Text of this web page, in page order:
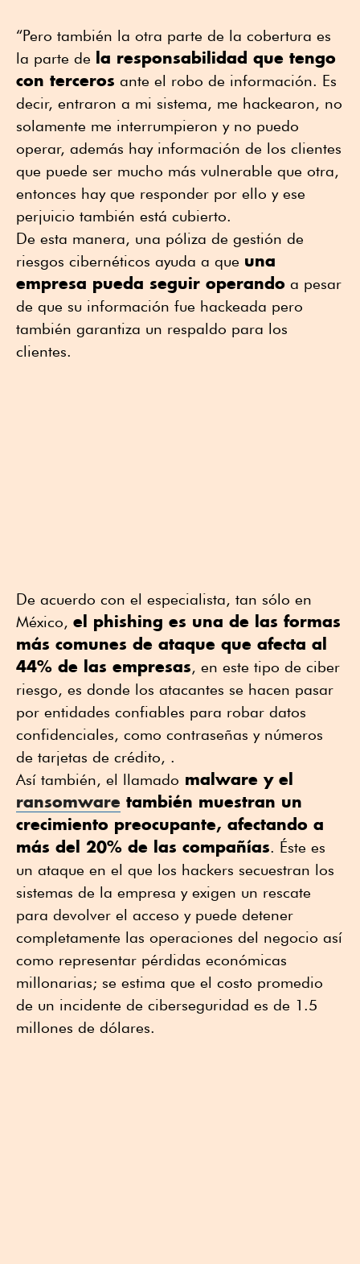
“Pero también la otra parte de la cobertura es
la parte de la responsabilidad que tengo
con terceros ante el robo de información. Es
decir, entraron a mi sistema, me hackearon, no
solamente me interrumpieron y no puedo
operar, además hay información de los clientes
que puede ser mucho más vulnerable que otra,
entonces hay que responder por ello y ese
perjuicio también está cubierto.
De esta manera, una póliza de gestión de
riesgos cibernéticos ayuda a que una
empresa pueda seguir operando a pesar
de que su información fue hackeada pero
también garantiza un respaldo para los
clientes.
De acuerdo con el especialista, tan sólo en
México, el phishing es una de las formas
más comunes de ataque que afecta al
44% de las empresas, en este tipo de ciber
riesgo, es donde los atacantes se hacen pasar
por entidades confiables para robar datos
confidenciales, como contraseñas y números
de tarjetas de crédito, .
Así también, el llamado malware y el
ransomware también muestran un
crecimiento preocupante, afectando a
más del 20% de las compañías. Éste es
un ataque en el que los hackers secuestran los
sistemas de la empresa y exigen un rescate
para devolver el acceso y puede detener
completamente las operaciones del negocio así
como representar pérdidas económicas
millonarias; se estima que el costo promedio
de un incidente de ciberseguridad es de 1.5
millones de dólares.